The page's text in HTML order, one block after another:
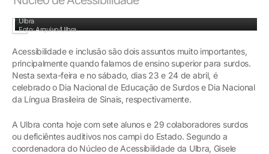
Ulbra
Foto: Arquivo/Ulbra
Acessibilidade e inclusão são dois assuntos muito importantes,
principalmente quando falamos de ensino superior para surdos.
Nesta sexta-feira e no sábado, dias 23 e 24 de abril, é
celebrado o Dia Nacional de Educação de Surdos e Dia Nacional
da Língua Brasileira de Sinais, respectivamente.
A Ulbra conta hoje com sete alunos e 29 colaboradores surdos
ou deficiêntes auditivos nos campi do Estado. Segundo a
coordenadora do Núcleo de Acessibilidade da Ulbra, Gisele